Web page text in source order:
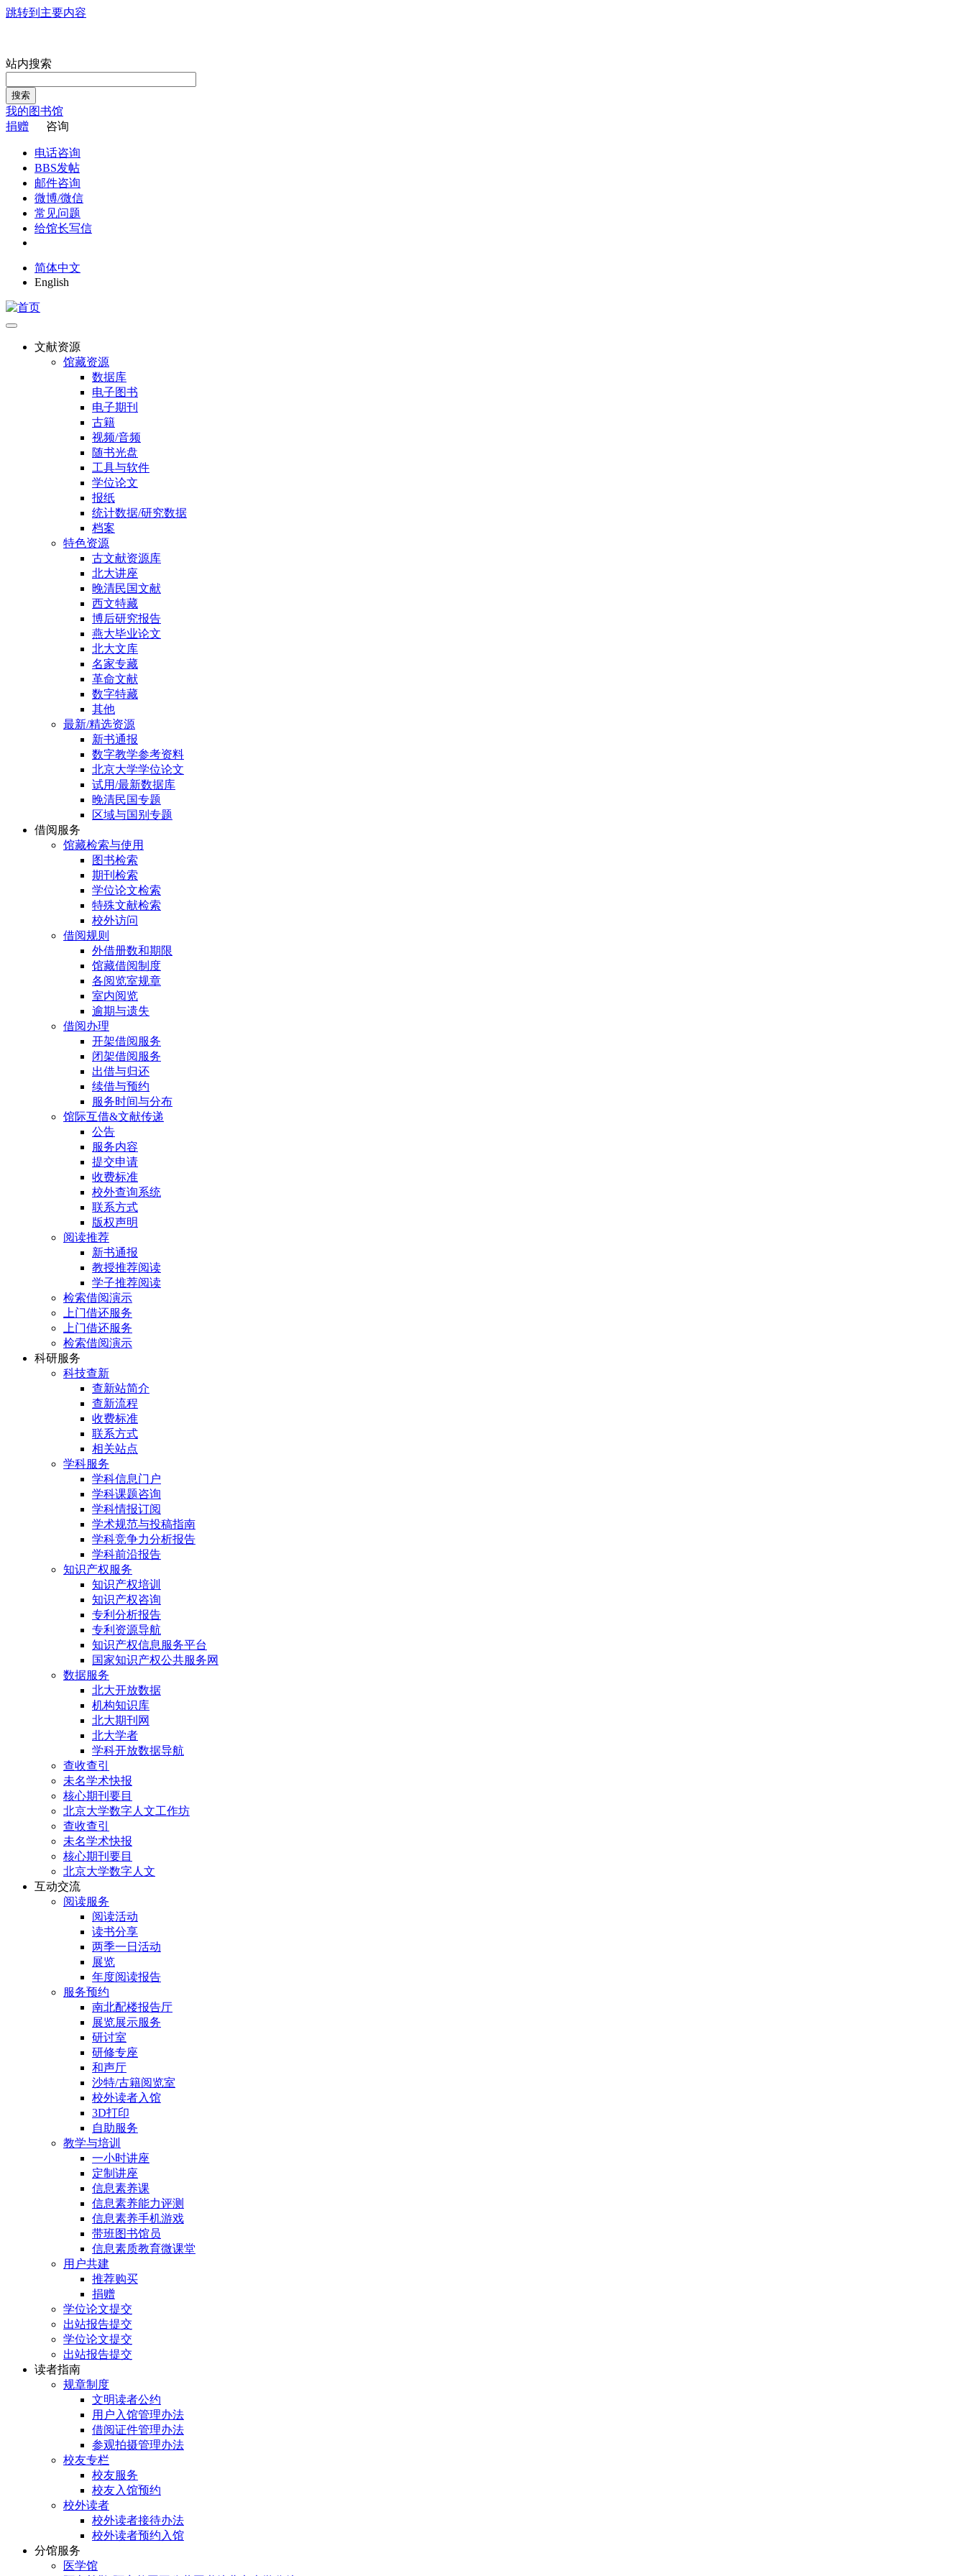
跳转到主要内容
站内搜索
搜索
我的图书馆
捐赠
咨询
电话咨询
BBS发帖
邮件咨询
微博/微信
常见问题
给馆长写信
简体中文
English
文献资源
馆藏资源
数据库
电子图书
电子期刊
古籍
视频/音频
随书光盘
工具与软件
学位论文
报纸
统计数据/研究数据
档案
特色资源
古文献资源库
北大讲座
晚清民国文献
西文特藏
博后研究报告
燕大毕业论文
北大文库
名家专藏
革命文献
数字特藏
其他
最新/精选资源
新书通报
数字教学参考资料
北京大学学位论文
试用/最新数据库
晚清民国专题
区域与国别专题
借阅服务
馆藏检索与使用
图书检索
期刊检索
学位论文检索
特殊文献检索
校外访问
借阅规则
外借册数和期限
馆藏借阅制度
各阅览室规章
室内阅览
逾期与遗失
借阅办理
开架借阅服务
闭架借阅服务
出借与归还
续借与预约
服务时间与分布
馆际互借&文献传递
公告
服务内容
提交申请
收费标准
校外查询系统
联系方式
版权声明
阅读推荐
新书通报
教授推荐阅读
学子推荐阅读
检索借阅演示
上门借还服务
上门借还服务
检索借阅演示
科研服务
科技查新
查新站简介
查新流程
收费标准
联系方式
相关站点
学科服务
学科信息门户
学科课题咨询
学科情报订阅
学术规范与投稿指南
学科竞争力分析报告
学科前沿报告
知识产权服务
知识产权培训
知识产权咨询
专利分析报告
专利资源导航
知识产权信息服务平台
国家知识产权公共服务网
数据服务
北大开放数据
机构知识库
北大期刊网
北大学者
学科开放数据导航
查收查引
未名学术快报
核心期刊要目
北京大学数字人文工作坊
查收查引
未名学术快报
核心期刊要目
北京大学数字人文
互动交流
阅读服务
阅读活动
读书分享
两季一日活动
展览
年度阅读报告
服务预约
南北配楼报告厅
展览展示服务
研讨室
研修专座
和声厅
沙特/古籍阅览室
校外读者入馆
3D打印
自助服务
教学与培训
一小时讲座
定制讲座
信息素养课
信息素养能力评测
信息素养手机游戏
带班图书馆员
信息素质教育微课堂
用户共建
推荐购买
捐赠
学位论文提交
出站报告提交
学位论文提交
出站报告提交
读者指南
规章制度
文明读者公约
用户入馆管理办法
借阅证件管理办法
参观拍摄管理办法
校友专栏
校友服务
校友入馆预约
校外读者
校外读者接待办法
校外读者预约入馆
分馆服务
医学馆